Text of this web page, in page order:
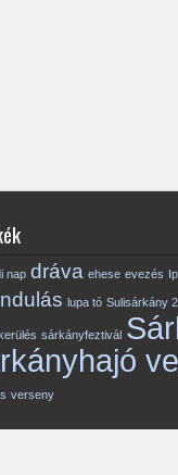
nap dráva ehese evezés
lupa tó Sulisárkány
sárkányfeztivál
verseny